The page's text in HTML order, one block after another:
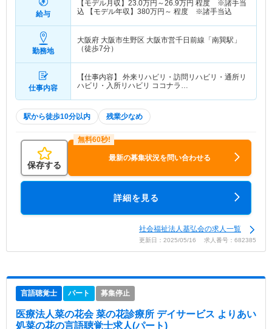
給与
【モデル月収】 23.0万円～26.9万円 程度 ※諸手当
込 【モデル年収】 380万円～ 程度 ※諸手当込
勤務地
大阪府 大阪市生野区 大阪市営千日前線「南巽駅」
（徒歩7分）
仕事内容
【仕事内容】 外来リハビリ・訪問リハビリ・通所リ
ハビリ・入所リハビリ ココナラ…
駅から徒歩10分以内 残業少なめ
保存する
最新の募集状況を問い合わせる
詳細を見る
社会福祉法人基弘会の求人一覧
更新日：2025/05/16 求人番号：682385
言語聴覚士 パート 募集停止
医療法人菜の花会 菜の花診療所 デイサービス よりあい
処菜の花の言語聴覚士求人(パート)